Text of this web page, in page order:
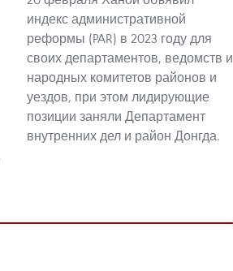
индекс административной
реформы (PAR) в 2023 году для
своих департаментов, ведомств и
народных комитетов районов и
уездов, при этом лидирующие
позиции заняли Департамент
внутренних дел и район Донгда.